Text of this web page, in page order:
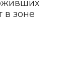
в зоне